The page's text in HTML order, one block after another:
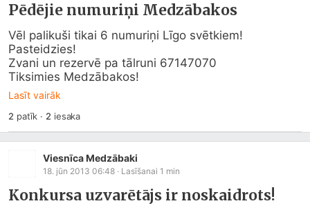
Pēdējie numuriņi Medzābakos
Vēl palikuši tikai 6 numuriņi Līgo svētkiem!
Pasteidzies!
Zvani un rezervē pa tālruni 67147070
Tiksimies Medzābakos!
Lasīt vairāk
2 patīk · 2 iesaka
Viesnīca Medzābaki
18. jūn 2013 06:48 · Lasīšanai 1 min
Konkursa uzvarētājs ir noskaidrots!